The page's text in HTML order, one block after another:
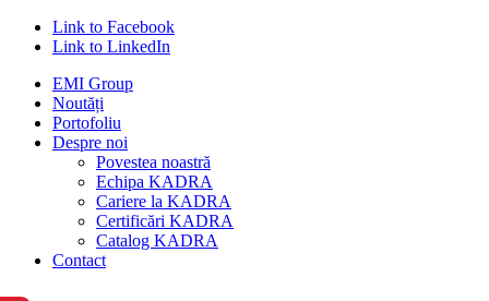
Link to Facebook
Link to LinkedIn
EMI Group
Noutăți
Portofoliu
Despre noi
Povestea noastră
Echipa KADRA
Cariere la KADRA
Certificări KADRA
Catalog KADRA
Contact